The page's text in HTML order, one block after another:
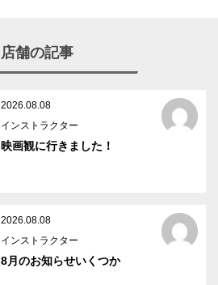
店舗の記事
2026.08.08
インストラクター
映画観に行きました！
2026.08.08
インストラクター
8月のお知らせいくつか